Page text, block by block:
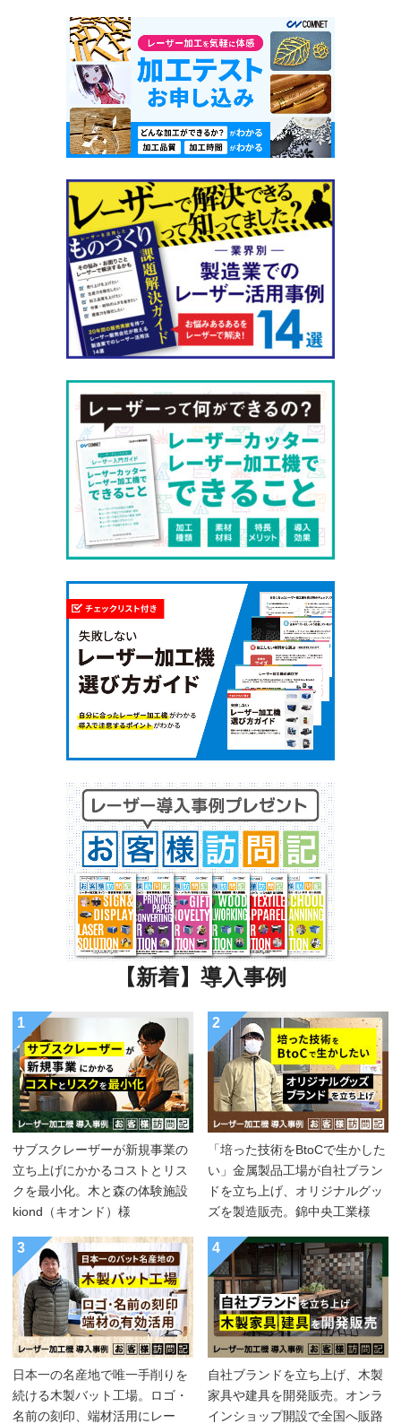
【新着】導入事例
1
サブスクレーザーが新規事業の
立ち上げにかかるコストとリス
クを最小化。木と森の体験施設
kiond（キオンド）様
2
「培った技術をBtoCで生かした
い」金属製品工場が自社ブラン
ドを立ち上げ、オリジナルグッ
ズを製造販売。錦中央工業様
3
日本一の名産地で唯一手削りを
続ける木製バット工場。ロゴ・
名前の刻印、端材活用にレー
4
自社ブランドを立ち上げ、木製
家具や建具を開発販売。オンラ
インショップ開設で全国へ販路